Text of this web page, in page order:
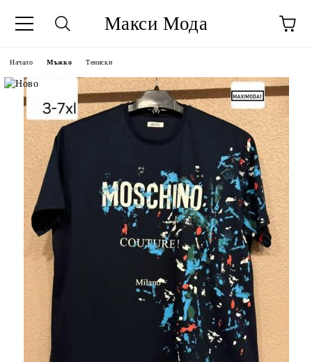
Макси Мода
Начало Мъжко Тениски